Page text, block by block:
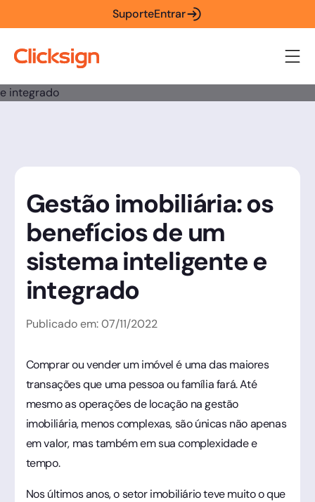
SuporteEntrar
Gestão imobiliária: os
benefícios de um
sistema inteligente e
integrado
Publicado em: 07/11/2022
Comprar ou vender um imóvel é uma das maiores
transações que uma pessoa ou família fará. Até
mesmo as operações de locação na gestão
imobiliária, menos complexas, são únicas não apenas
em valor, mas também em sua complexidade e
tempo.
Nos últimos anos, o setor imobiliário teve muito o que